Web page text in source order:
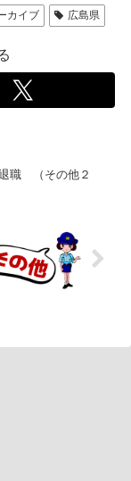
カイブ 広島県
職 （その他２